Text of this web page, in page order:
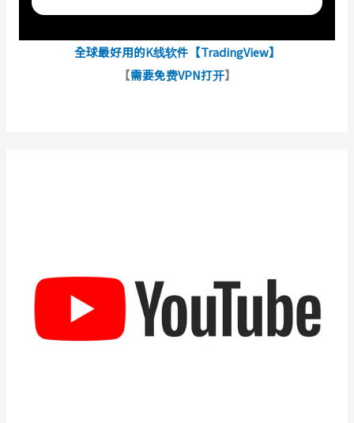
全球最好用的K线软件【TradingView】
【需要免费VPN打开】